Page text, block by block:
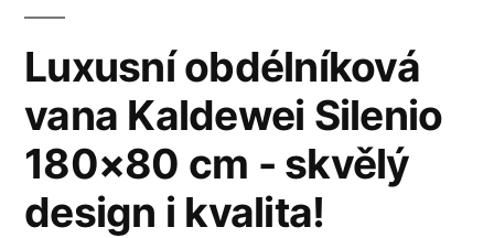
Luxusní obdélníková
vana Kaldewei Silenio
180×80 cm - skvělý
design i kvalita!